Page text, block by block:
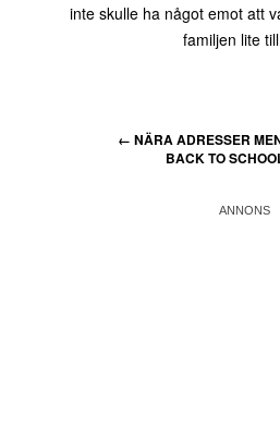
inte skulle ha något emot att
familjen lite
← NÄRA ADRESSER
BACK TO